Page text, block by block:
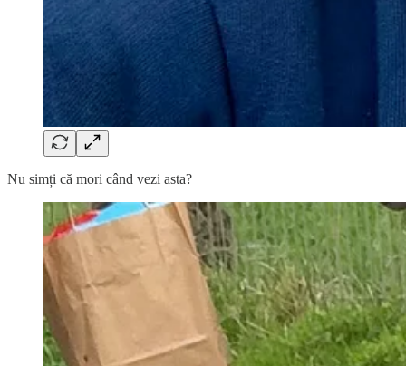
Nu simți că mori când vezi asta?